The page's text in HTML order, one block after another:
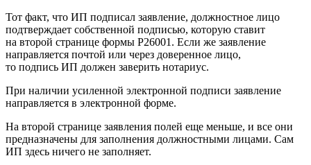
Тот факт, что ИП подписал заявление, должностное лицо
подтверждает собственной подписью, которую ставит
на второй странице формы Р26001. Если же заявление
направляется почтой или через доверенное лицо,
то подпись ИП должен заверить нотариус.
При наличии усиленной электронной подписи заявление
направляется в электронной форме.
На второй странице заявления полей еще меньше, и все они
предназначены для заполнения должностными лицами. Сам
ИП здесь ничего не заполняет.